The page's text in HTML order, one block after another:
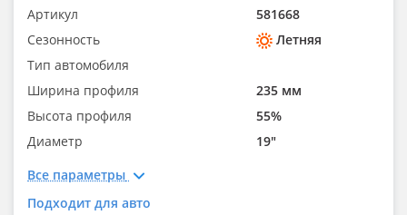
Артикул
581668
Сезонность
Летняя
Тип автомобиля
Ширина профиля
235 мм
Высота профиля
55%
Диаметр
19"
Все параметры
Подходит для авто